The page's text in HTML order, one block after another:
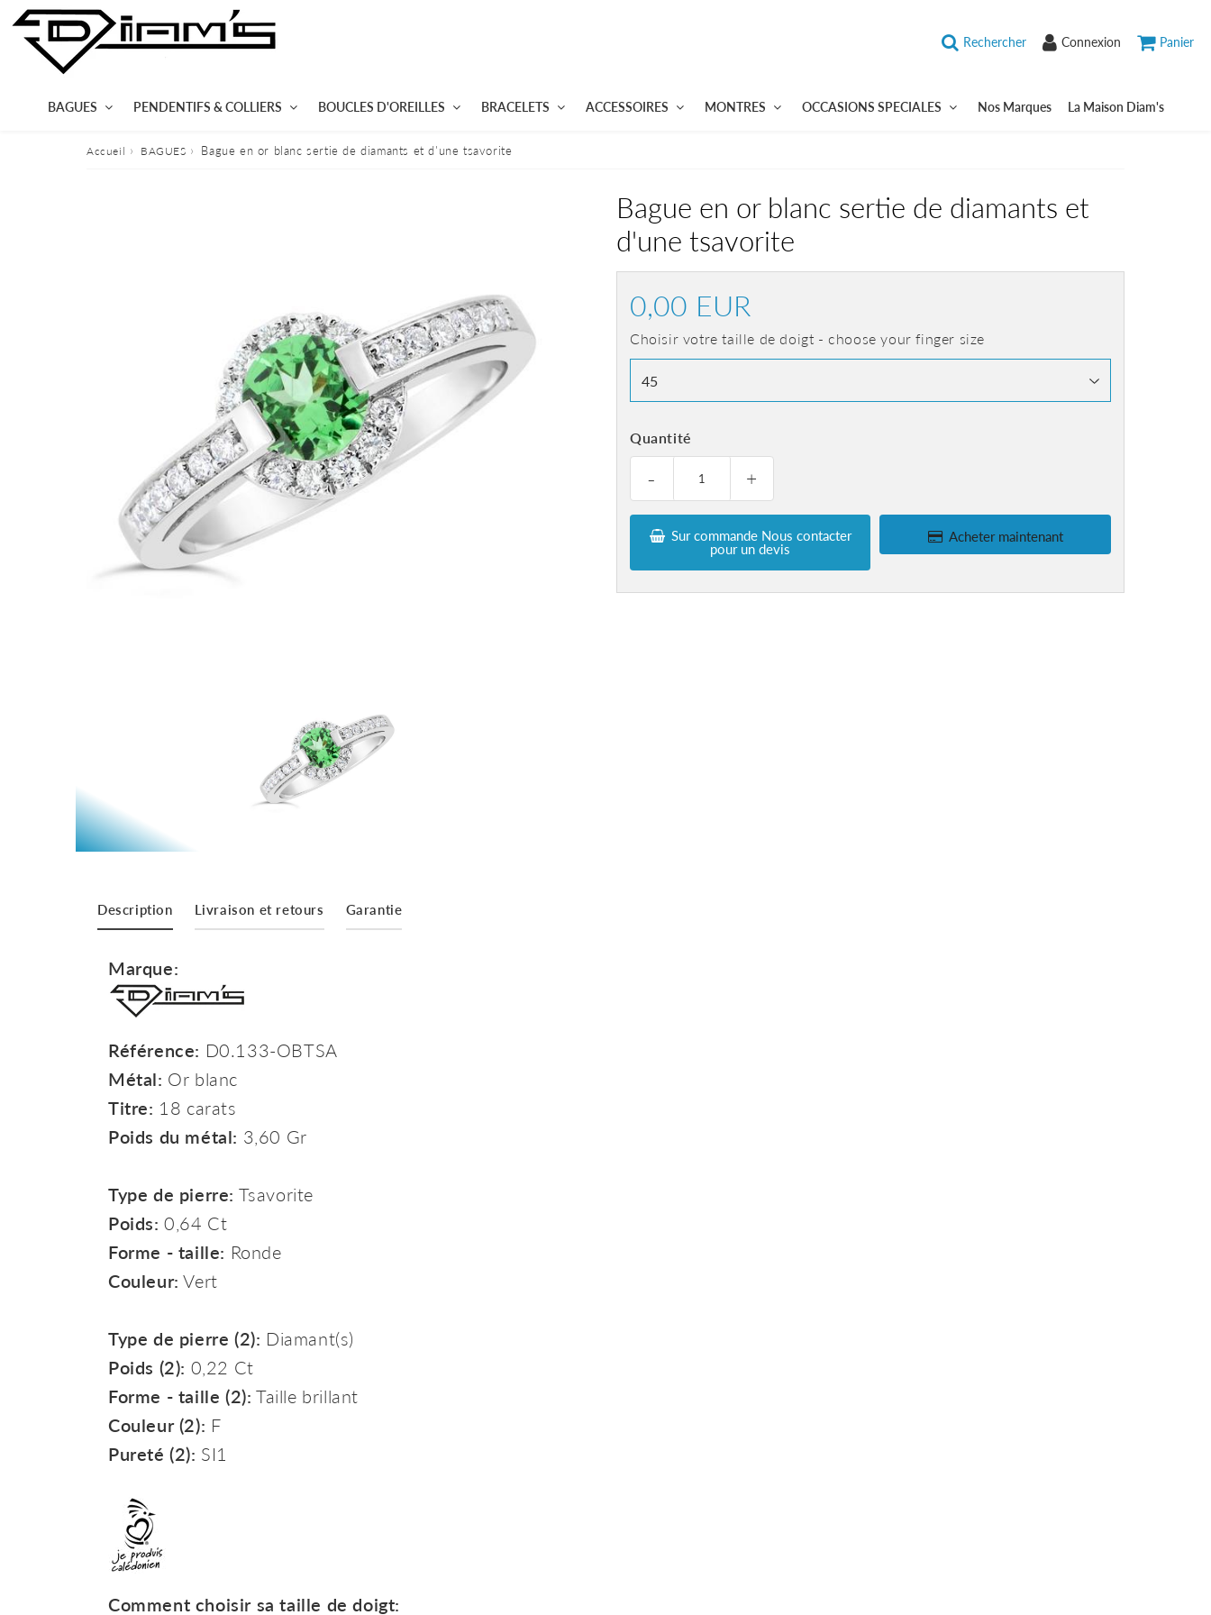
Rechercher Connexion Panier
BAGUES PENDENTIFS & COLLIERS BOUCLES D'OREILLES BRACELETS ACCESSOIRES MONTRES OCCASIONS SPECIALES Nos Marques La Maison Diam's
Accueil › BAGUES › Bague en or blanc sertie de diamants et d'une tsavorite
Bague en or blanc sertie de diamants et
d'une tsavorite
0,00 EUR
Choisir votre taille de doigt - choose your finger size
Quantité
+
-
Sur commande Nous contacter
pour un devis
Acheter maintenant
Description Livraison et retours Garantie
Marque:
Référence: D0.133-OBTSA
Métal: Or blanc
Titre: 18 carats
Poids du métal: 3,60 Gr
Type de pierre: Tsavorite
Poids: 0,64 Ct
Forme - taille: Ronde
Couleur: Vert
Type de pierre (2): Diamant(s)
Poids (2): 0,22 Ct
Forme - taille (2): Taille brillant
Couleur (2): F
Pureté (2): SI1
Comment choisir sa taille de doigt: